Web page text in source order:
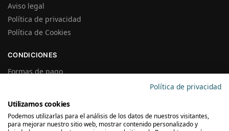
Aviso legal
Política de privacidad
Política de Cookies
CONDICIONES
Formas de pago
Precios y Disponibilidad
Garantías y Devoluciones
Política de privacidad
Utilizamos cookies
Podemos utilizarlas para el análisis de los datos de nuestros visitantes,
para mejorar nuestro sitio web, mostrar contenido personalizado y